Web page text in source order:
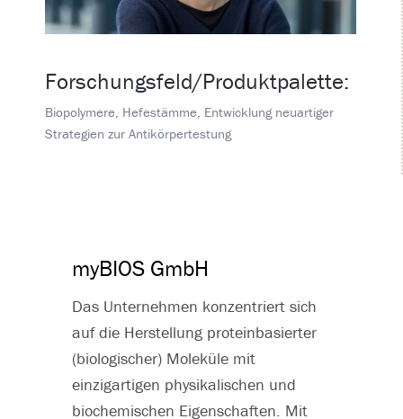
Forschungsfeld/Produktpalette:
Biopolymere, Hefestämme, Entwicklung neuartiger
Strategien zur Antikörpertestung
myBIOS GmbH
Das Unternehmen konzentriert sich
auf die Herstellung proteinbasierter
(biologischer) Moleküle mit
einzigartigen physikalischen und
biochemischen Eigenschaften. Mit